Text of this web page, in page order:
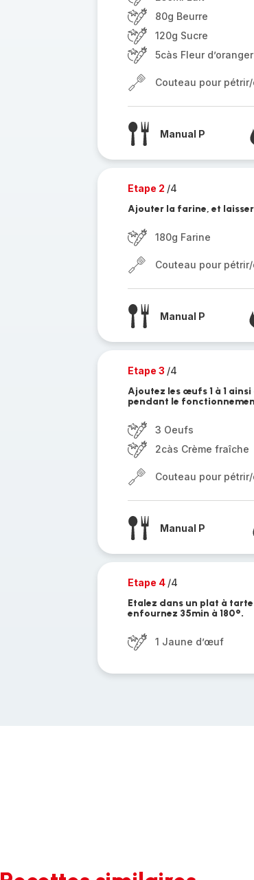
80g Beurre
120g Sucre
5càs Fleur d’oranger
Couteau pour
Manual P
Etape 2 /4
Ajouter la farine, et
180g Farine
Couteau pour
Manual P
Etape 3 /4
Ajoutez les œufs 1 à 1
pendant le
3 Oeufs
2càs Crème fraîche
Couteau pour
Manual P
Etape 4 /4
Etalez dans un plat à
enfournez 35min à 180°.
1 Jaune d’œuf